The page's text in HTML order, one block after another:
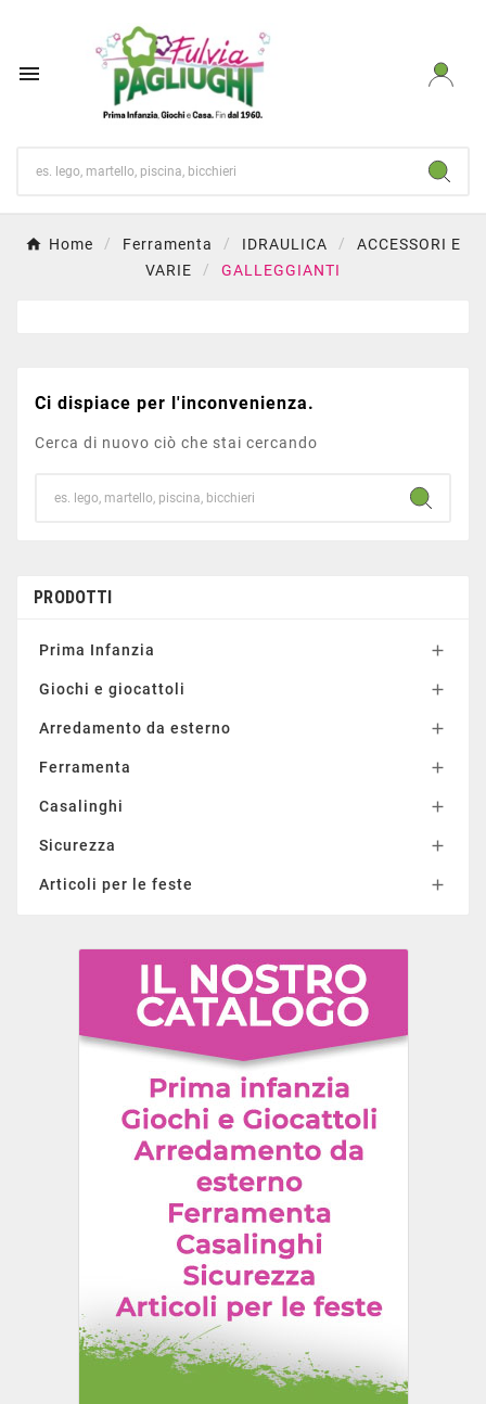

Home Ferramenta IDRAULICA
ACCESSORI E
VARIE
GALLEGGIANTI
Ci dispiace per l'inconvenienza.
Cerca di nuovo ciò che stai cercando
PRODOTTI
Prima Infanzia 
Giochi e giocattoli 
Arredamento da esterno 
Ferramenta 
Casalinghi 
Sicurezza 
Articoli per le feste 